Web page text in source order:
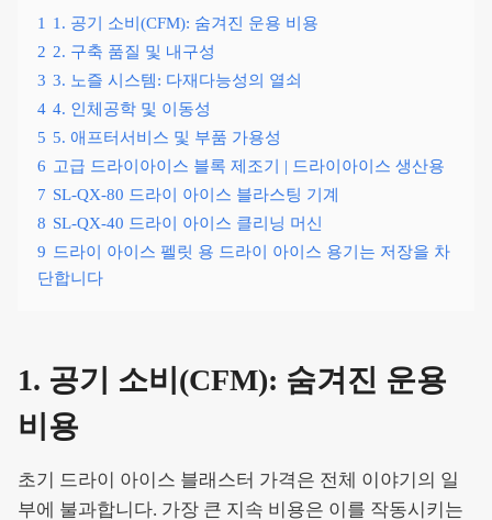
1 1. 공기 소비(CFM): 숨겨진 운용 비용
2 2. 구축 품질 및 내구성
3 3. 노즐 시스템: 다재다능성의 열쇠
4 4. 인체공학 및 이동성
5 5. 애프터서비스 및 부품 가용성
6 고급 드라이아이스 블록 제조기 | 드라이아이스 생산용
7 SL-QX-80 드라이 아이스 블라스팅 기계
8 SL-QX-40 드라이 아이스 클리닝 머신
9 드라이 아이스 펠릿 용 드라이 아이스 용기는 저장을 차
단합니다
1. 공기 소비(CFM): 숨겨진 운용
비용
초기 드라이 아이스 블래스터 가격은 전체 이야기의 일
부에 불과합니다. 가장 큰 지속 비용은 이를 작동시키는